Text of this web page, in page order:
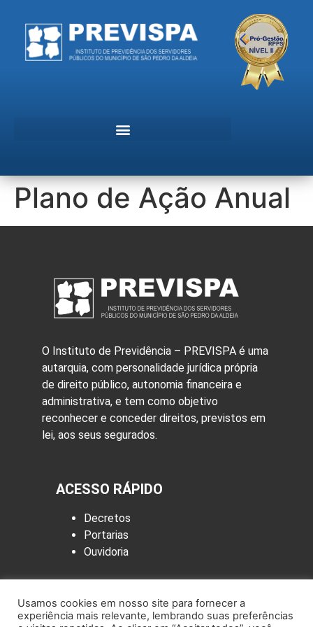
Plano de Ação Anual
O Instituto de Previdência – PREVISPA é uma
autarquia, com personalidade jurídica própria
de direito público, autonomia financeira e
administrativa, e tem como objetivo
reconhecer e conceder direitos, previstos em
lei, aos seus segurados.
ACESSO RÁPIDO
Decretos
Portarias
Ouvidoria
LINKS ÚTEIS
Usamos cookies em nosso site para fornecer a
experiência mais relevante, lembrando suas preferências